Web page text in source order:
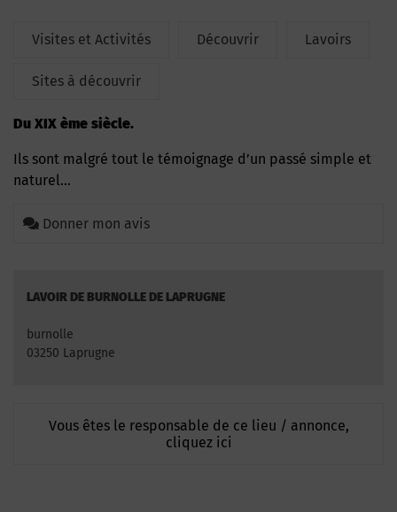
Visites et Activités Découvrir Lavoirs
Sites à découvrir
Du XIX ème siècle.
Ils sont malgré tout le témoignage d’un passé simple et
naturel…
Donner mon avis
LAVOIR DE BURNOLLE DE LAPRUGNE
burnolle
03250 Laprugne
Vous êtes le responsable de ce lieu / annonce,
cliquez ici